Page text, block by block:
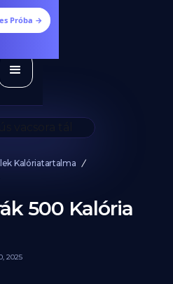
Próba →
Kalóriatartalma
500 Kalória
2025